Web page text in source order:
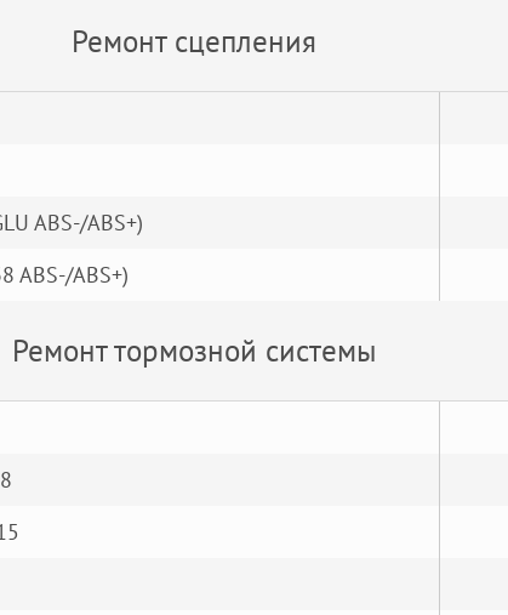
Ремонт сцепления
ABS-/ABS+)
ABS-/ABS+)
Ремонт тормозной системы